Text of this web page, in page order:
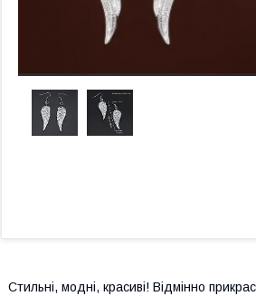
Стильні, модні, красиві! Відмінно